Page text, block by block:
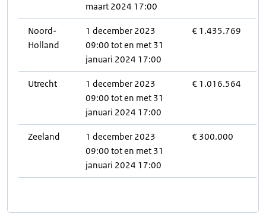
maart 2024 17:00
Noord-
Holland
1 december 2023
09:00 tot en met 31
januari 2024 17:00
€ 1.435.769
Utrecht
1 december 2023
09:00 tot en met 31
januari 2024 17:00
€ 1.016.564
Zeeland
1 december 2023
09:00 tot en met 31
januari 2024 17:00
€ 300.000